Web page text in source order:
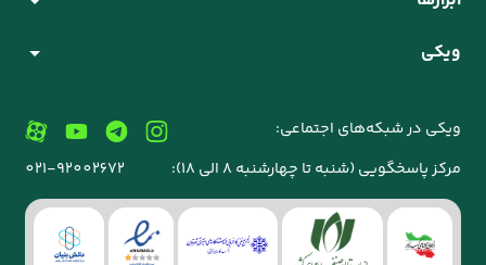
ویکی
ویکی در شبکه‌های اجتماعی:
مرکز پاسخگویی (شنبه تا چهارشنبه 8 الی 18):
021-92002672